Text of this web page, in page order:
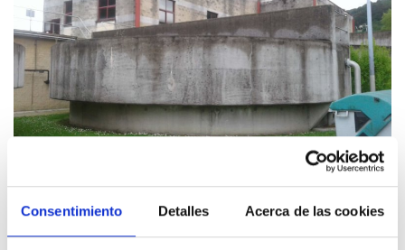
Consentimiento Detalles Acerca de las cookies